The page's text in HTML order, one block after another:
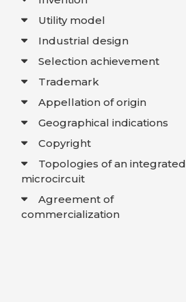
Utility model
Industrial design
Selection achievement
Trademark
Appellation of origin
Geographical indications
Copyright
Topologies of an integrated
microcircuit
Agreement of
commercialization